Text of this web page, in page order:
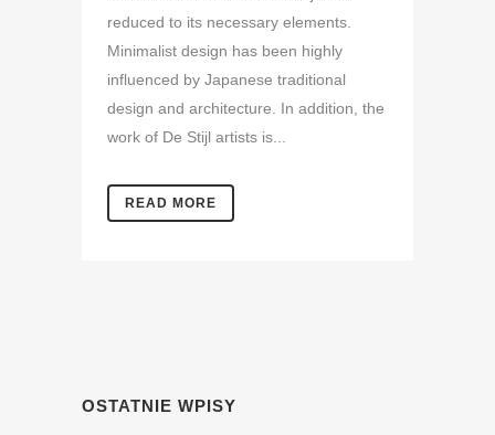
reduced to its necessary elements.
Minimalist design has been highly
influenced by Japanese traditional
design and architecture. In addition, the
work of De Stijl artists is...
READ MORE
OSTATNIE WPISY